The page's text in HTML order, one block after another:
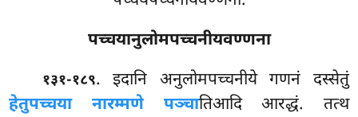
पच्चयानुलोमपच्चनीयवण्णना
१३१-१८९. इदानि अनुलोमपच्चनीये गणनं दस्सेतुं
हेतुपच्चया नारम्मणे पञ्चातिआदि आरद्धं. तत्थ